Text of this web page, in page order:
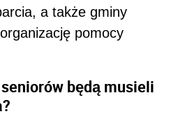
a także gminy
pomocy
będą musieli